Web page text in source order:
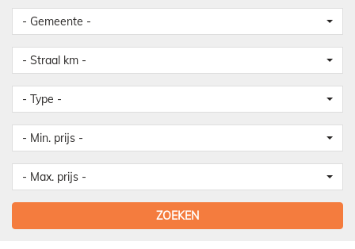
- Gemeente -
- Straal km -
- Type -
- Min. prijs -
- Max. prijs -
ZOEKEN